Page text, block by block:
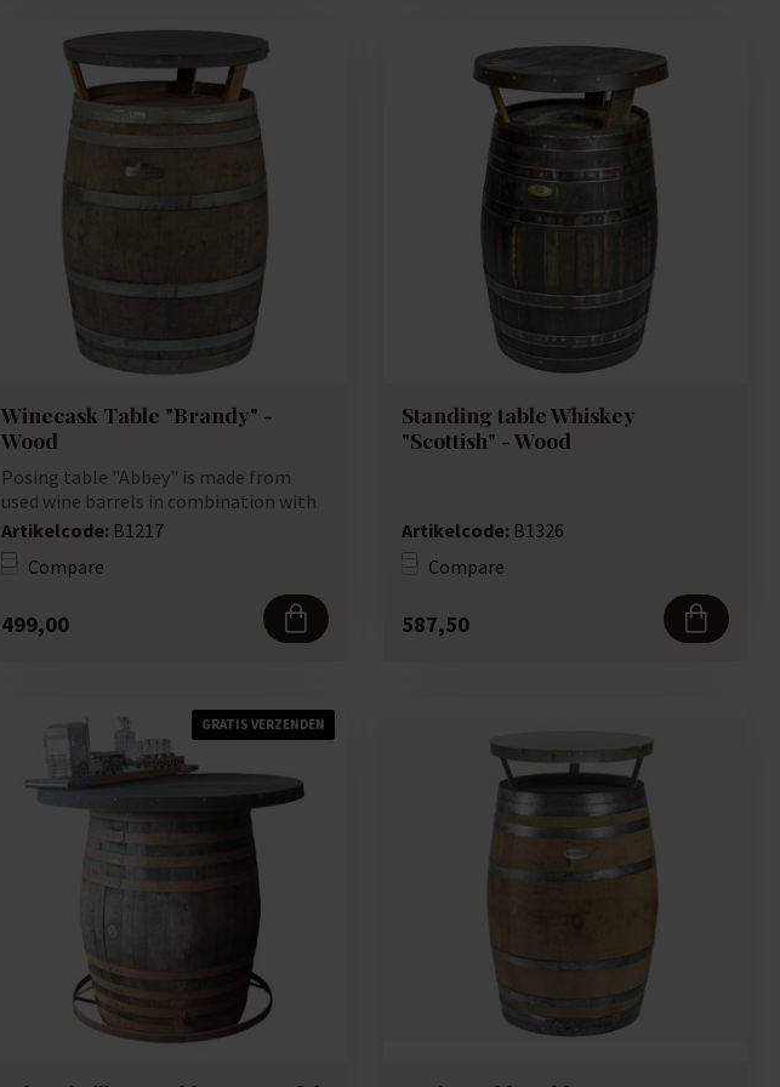
Winecask Table "Brandy" -
Wood
Posing table "Abbey" is made from
used wine barrels in combination with
galvanis...
Artikelcode: B1217
Compare
499,00
Standing table Whiskey
"Scottish" - Wood
Artikelcode: B1326
Compare
587,50
GRATIS VERZENDEN